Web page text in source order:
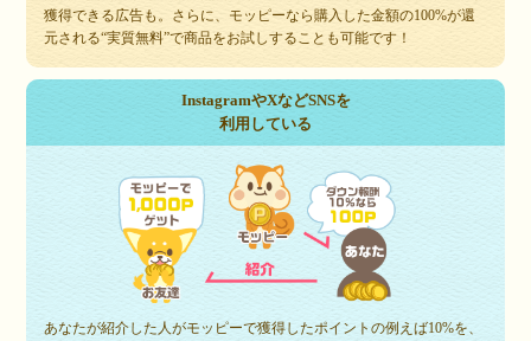
獲得できる広告も。さらに、モッピーなら購入した金額の100%が還
元される“実質無料”で商品をお試しすることも可能です！
InstagramやXなどSNSを
利用している
あなたが紹介した人がモッピーで獲得したポイントの例えば10%を、